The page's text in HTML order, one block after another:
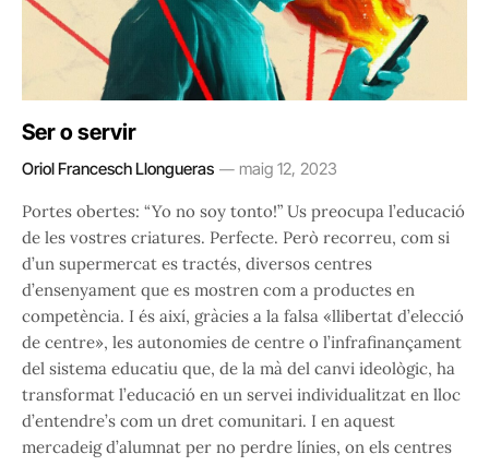
Ser o servir
Oriol Francesch Llongueras maig 12, 2023
Portes obertes: “Yo no soy tonto!” Us preocupa l’educació
de les vostres criatures. Perfecte. Però recorreu, com si
d’un supermercat es tractés, diversos centres
d’ensenyament que es mostren com a productes en
competència. I és així, gràcies a la falsa «llibertat d’elecció
de centre», les autonomies de centre o l’infrafinançament
del sistema educatiu que, de la mà del canvi ideològic, ha
transformat l’educació en un servei individualitzat en lloc
d’entendre’s com un dret comunitari. I en aquest
mercadeig d’alumnat per no perdre línies, on els centres